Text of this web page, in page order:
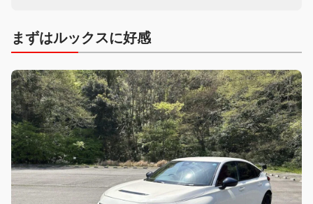
まずはルックスに好感